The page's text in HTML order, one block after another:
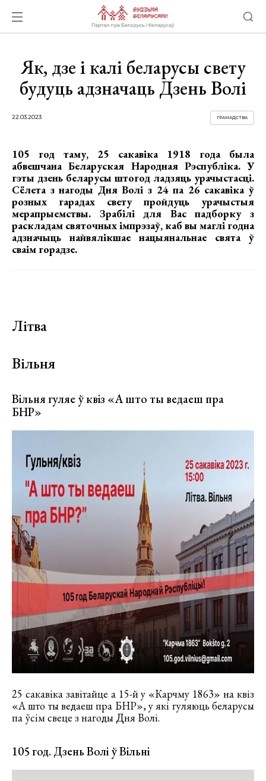
Як, дзе і калі беларусы свету
будуць адзначаць Дзень Волі
22.03.2023 ГРАМАДСТВА
105 год таму, 25 сакавіка 1918 года была
абвешчана Беларуская Народная Рэспубліка. У
гэты дзень беларусы штогод ладзяць урачыстасці.
Сёлета з нагоды Дня Волі з 24 па 26 сакавіка ў
розных гарадах свету пройдуць урачыстыя
мерапрыемствы. Зрабілі для Вас падборку з
раскладам святочных імпрэзаў, каб вы маглі годна
адзначыць найвялікшае нацыянальнае свята ў
сваім горадзе.
Літва
Вільня
Вільня гуляе ў квіз «А што ты ведаеш пра
БНР»
25 сакавіка завітайце а 15-й у «Карчму 1863» на квіз
«А што ты ведаеш пра БНР», у які гуляюць беларусы
па ўсім свеце з нагоды Дня Волі.
105 год. Дзень Волі ў Вільні